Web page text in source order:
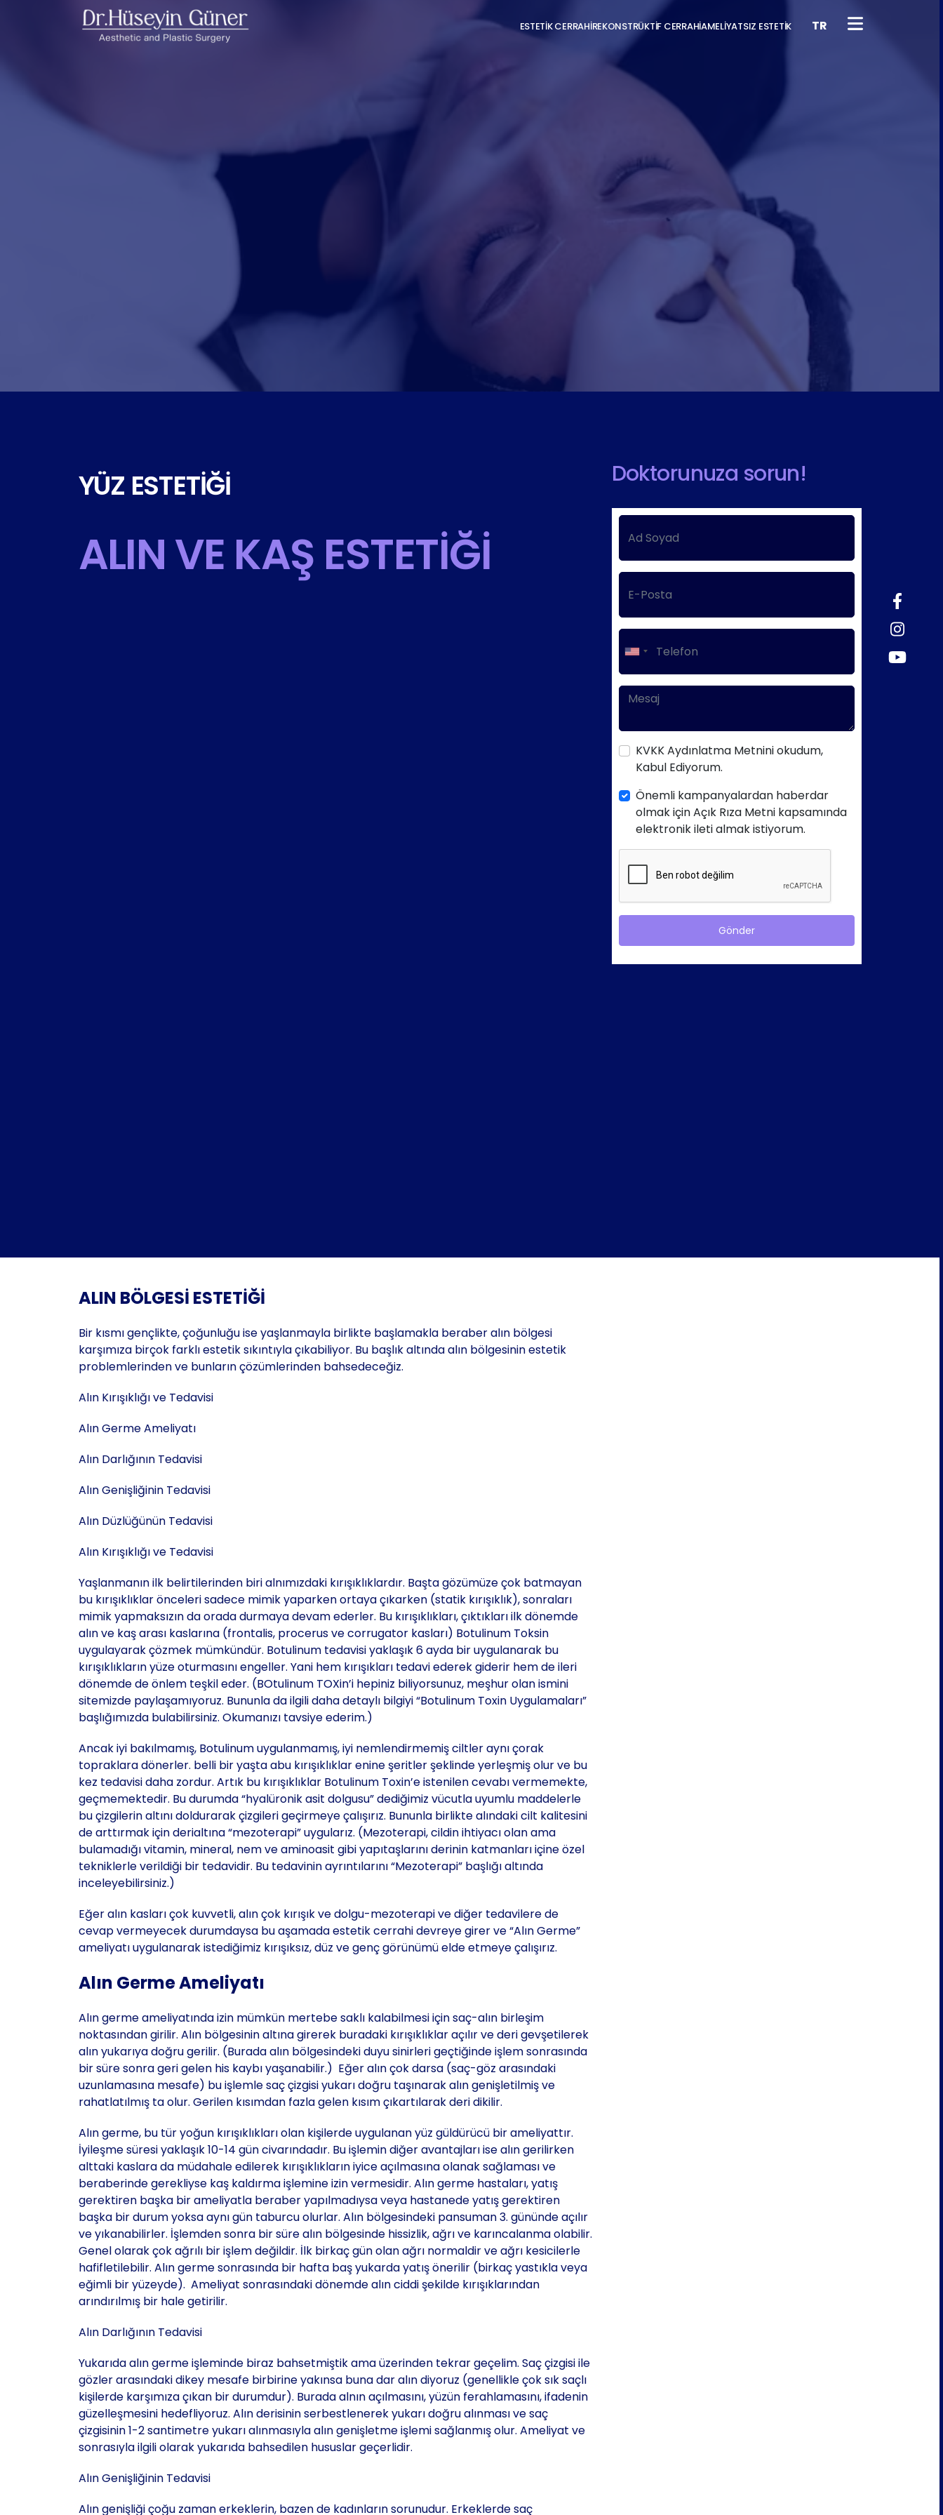
ESTETİK CERRAHİREKONSTRÜKTİF CERRAHİAMELİYATSIZ ESTETİK TR
YÜZ ESTETIĞI
ALIN VE KAŞ ESTETIĞI
Doktorunuza sorun!
KVKK Aydınlatma Metnini okudum,
Kabul Ediyorum.
Önemli kampanyalardan haberdar
olmak için Açık Rıza Metni kapsamında
elektronik ileti almak istiyorum.
Gönder
ALIN BÖLGESİ ESTETİĞİ
Bir kısmı gençlikte, çoğunluğu ise yaşlanmayla birlikte başlamakla beraber alın bölgesi
karşımıza birçok farklı estetik sıkıntıyla çıkabiliyor. Bu başlık altında alın bölgesinin estetik
problemlerinden ve bunların çözümlerinden bahsedeceğiz.
Alın Kırışıklığı ve Tedavisi
Alın Germe Ameliyatı
Alın Darlığının Tedavisi
Alın Genişliğinin Tedavisi
Alın Düzlüğünün Tedavisi
Alın Kırışıklığı ve Tedavisi
Yaşlanmanın ilk belirtilerinden biri alnımızdaki kırışıklıklardır. Başta gözümüze çok batmayan
bu kırışıklıklar önceleri sadece mimik yaparken ortaya çıkarken (statik kırışıklık), sonraları
mimik yapmaksızın da orada durmaya devam ederler. Bu kırışıklıkları, çıktıkları ilk dönemde
alın ve kaş arası kaslarına (frontalis, procerus ve corrugator kasları) Botulinum Toksin
uygulayarak çözmek mümkündür. Botulinum tedavisi yaklaşık 6 ayda bir uygulanarak bu
kırışıklıkların yüze oturmasını engeller. Yani hem kırışıkları tedavi ederek giderir hem de ileri
dönemde de önlem teşkil eder. (BOtulinum TOXin’i hepiniz biliyorsunuz, meşhur olan ismini
sitemizde paylaşamıyoruz. Bununla da ilgili daha detaylı bilgiyi “Botulinum Toxin Uygulamaları”
başlığımızda bulabilirsiniz. Okumanızı tavsiye ederim.)
Ancak iyi bakılmamış, Botulinum uygulanmamış, iyi nemlendirmemiş ciltler aynı çorak
topraklara dönerler. belli bir yaşta abu kırışıklıklar enine şeritler şeklinde yerleşmiş olur ve bu
kez tedavisi daha zordur. Artık bu kırışıklıklar Botulinum Toxin’e istenilen cevabı vermemekte,
geçmemektedir. Bu durumda “hyalüronik asit dolgusu” dediğimiz vücutla uyumlu maddelerle
bu çizgilerin altını doldurarak çizgileri geçirmeye çalışırız. Bununla birlikte alındaki cilt kalitesini
de arttırmak için derialtına “mezoterapi” uygularız. (Mezoterapi, cildin ihtiyacı olan ama
bulamadığı vitamin, mineral, nem ve aminoasit gibi yapıtaşlarını derinin katmanları içine özel
tekniklerle verildiği bir tedavidir. Bu tedavinin ayrıntılarını “Mezoterapi” başlığı altında
inceleyebilirsiniz.)
Eğer alın kasları çok kuvvetli, alın çok kırışık ve dolgu-mezoterapi ve diğer tedavilere de
cevap vermeyecek durumdaysa bu aşamada estetik cerrahi devreye girer ve “Alın Germe”
ameliyatı uygulanarak istediğimiz kırışıksız, düz ve genç görünümü elde etmeye çalışırız.
Alın Germe Ameliyatı
Alın germe ameliyatında izin mümkün mertebe saklı kalabilmesi için saç-alın birleşim
noktasından girilir. Alın bölgesinin altına girerek buradaki kırışıklıklar açılır ve deri gevşetilerek
alın yukarıya doğru gerilir. (Burada alın bölgesindeki duyu sinirleri geçtiğinde işlem sonrasında
bir süre sonra geri gelen his kaybı yaşanabilir.) Eğer alın çok darsa (saç-göz arasındaki
uzunlamasına mesafe) bu işlemle saç çizgisi yukarı doğru taşınarak alın genişletilmiş ve
rahatlatılmış ta olur. Gerilen kısımdan fazla gelen kısım çıkartılarak deri dikilir.
Alın germe, bu tür yoğun kırışıklıkları olan kişilerde uygulanan yüz güldürücü bir ameliyattır.
İyileşme süresi yaklaşık 10-14 gün civarındadır. Bu işlemin diğer avantajları ise alın gerilirken
alttaki kaslara da müdahale edilerek kırışıklıkların iyice açılmasına olanak sağlaması ve
beraberinde gerekliyse kaş kaldırma işlemine izin vermesidir. Alın germe hastaları, yatış
gerektiren başka bir ameliyatla beraber yapılmadıysa veya hastanede yatış gerektiren
başka bir durum yoksa aynı gün taburcu olurlar. Alın bölgesindeki pansuman 3. gününde açılır
ve yıkanabilirler. İşlemden sonra bir süre alın bölgesinde hissizlik, ağrı ve karıncalanma olabilir.
Genel olarak çok ağrılı bir işlem değildir. İlk birkaç gün olan ağrı normaldir ve ağrı kesicilerle
hafifletilebilir. Alın germe sonrasında bir hafta baş yukarda yatış önerilir (birkaç yastıkla veya
eğimli bir yüzeyde). Ameliyat sonrasındaki dönemde alın ciddi şekilde kırışıklarından
arındırılmış bir hale getirilir.
Alın Darlığının Tedavisi
Yukarıda alın germe işleminde biraz bahsetmiştik ama üzerinden tekrar geçelim. Saç çizgisi ile
gözler arasındaki dikey mesafe birbirine yakınsa buna dar alın diyoruz (genellikle çok sık saçlı
kişilerde karşımıza çıkan bir durumdur). Burada alnın açılmasını, yüzün ferahlamasını, ifadenin
güzelleşmesini hedefliyoruz. Alın derisinin serbestlenerek yukarı doğru alınması ve saç
çizgisinin 1-2 santimetre yukarı alınmasıyla alın genişletme işlemi sağlanmış olur. Ameliyat ve
sonrasıyla ilgili olarak yukarıda bahsedilen hususlar geçerlidir.
Alın Genişliğinin Tedavisi
Alın genişliği çoğu zaman erkeklerin, bazen de kadınların sorunudur. Erkeklerde saç